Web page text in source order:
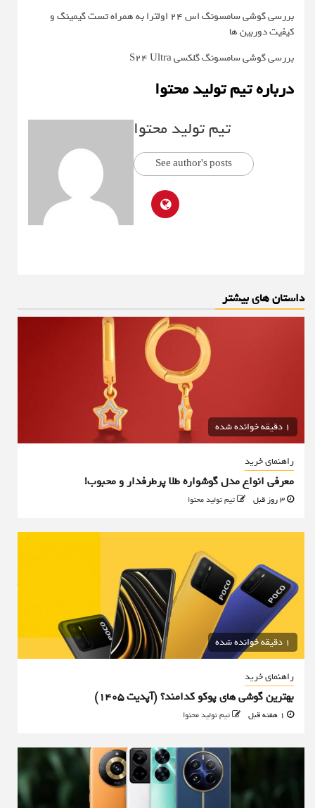
بررسی گوشی سامسونگ اس ۲۴ اولترا به همراه تست گیمینگ و
کیفیت دوربین ها
بررسی گوشی سامسونگ گلکسی S24 Ultra
درباره تیم تولید محتوا
تیم تولید محتوا
See author's posts
داستان های بیشتر
1 دقیقه خوانده شده
راهنمای خرید
معرفی انواع مدل گوشواره طلا پرطرفدار و محبوب!
تیم تولید محتوا
1 دقیقه خوانده شده
راهنمای خرید
بهترین گوشی های پوکو کدامند؟ (آپدیت ۱۴۰۵)
تیم تولید محتوا